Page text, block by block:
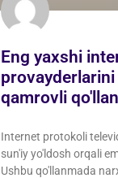
Eng yaxshi
qamrovli
Internet protokoli
sun'iy yo'ldosh orqali
Ushbu qo'llanmada